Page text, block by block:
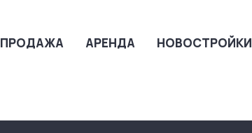
ПРОДАЖА АРЕНДА НОВОСТРОЙКИ